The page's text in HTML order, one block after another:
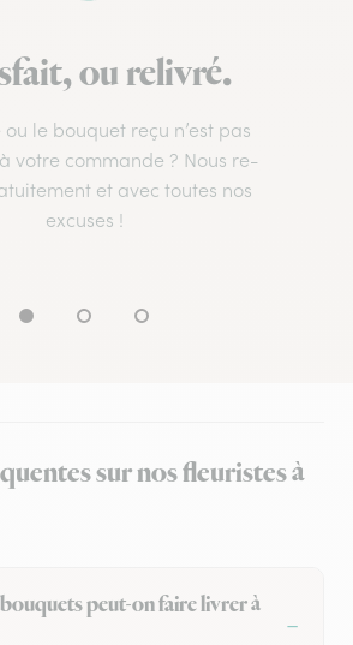
ou relivré.
le bouquet reçu n’est pas
votre commande ? Nous re-
et avec toutes nos
excuses !
sur nos fleuristes à
peut-on faire livrer à